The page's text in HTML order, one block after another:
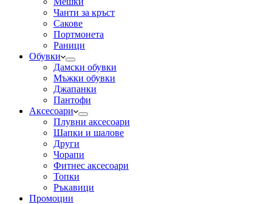
Чанти за кръст
Сакове
Портмонета
Раници
Обувки
Дамски обувки
Мъжки обувки
Джапанки
Пантофи
Аксесоари
Плувни аксесоари
Шапки и шалове
Други
Чорапи
Фитнес аксесоари
Топки
Ръкавици
Промоции